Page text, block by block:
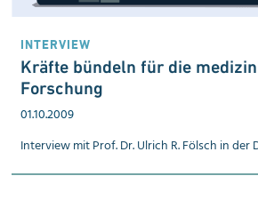
INTERVIEW
Kräfte bündeln für die
Forschung
01.10.2009
Interview mit Prof. Dr. Ulrich R. Fölsch in der